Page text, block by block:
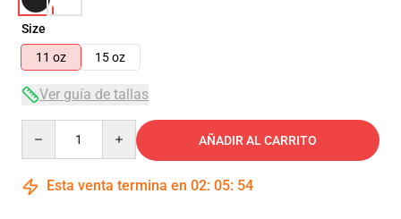
Size
11 oz
15 oz
Ver guía de tallas
AÑADIR AL CARRITO
Esta venta termina en 02: 05: 54